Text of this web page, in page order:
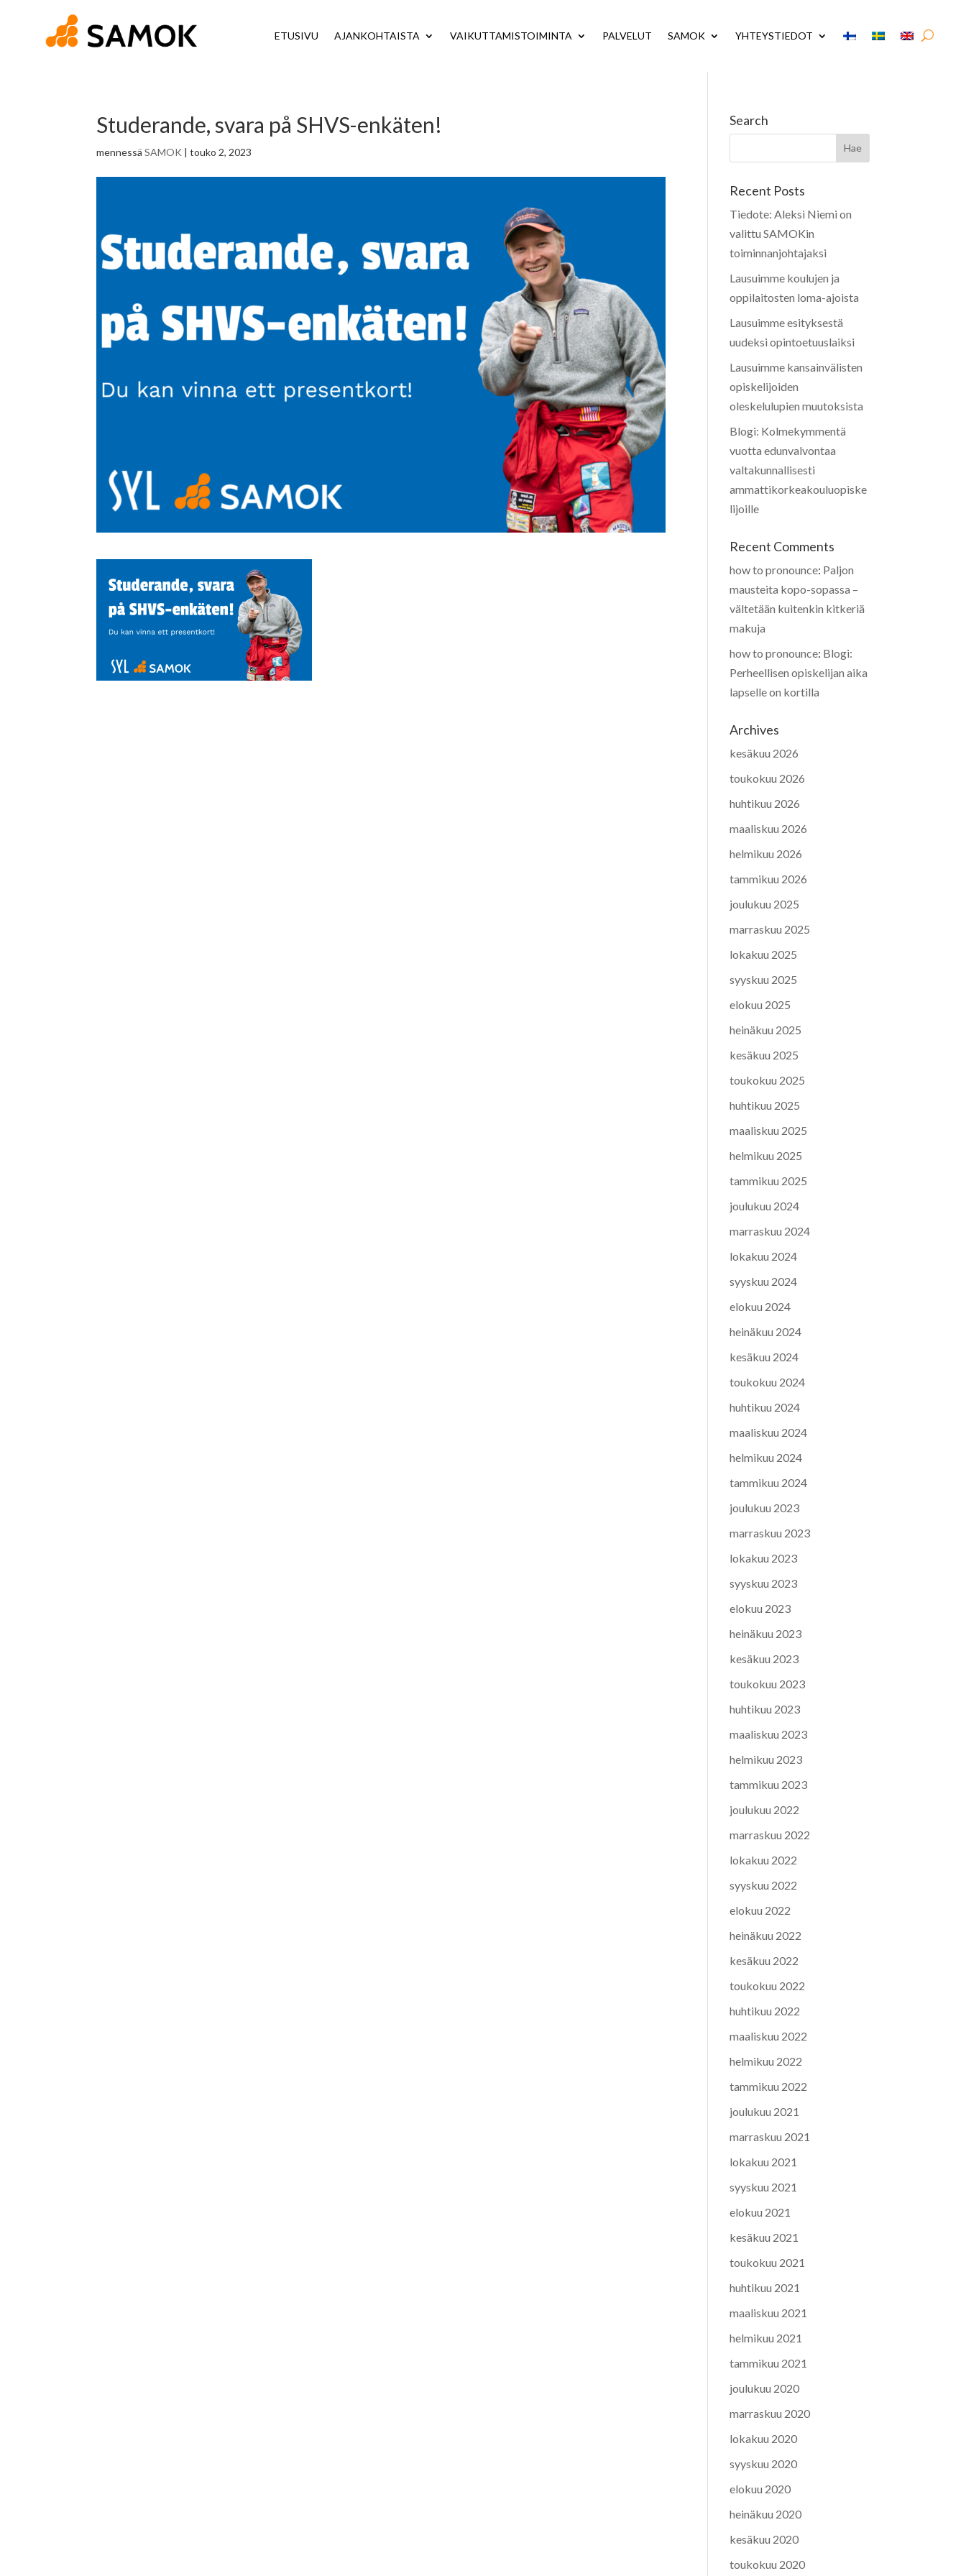
ETUSIVU AJANKOHTAISTA VAIKUTTAMISTOIMINTA PALVELUT SAMOK YHTEYSTIEDOT
Studerande, svara på SHVS-enkäten!
mennessäSAMOK |touko 2, 2023
Search
Recent Posts
Tiedote: Aleksi Niemi on
valittu SAMOKin
toiminnanjohtajaksi
Lausuimme koulujen ja
oppilaitosten loma-ajoista
Lausuimme esityksestä
uudeksi opintoetuuslaiksi
Lausuimme kansainvälisten
opiskelijoiden
oleskelulupien muutoksista
Blogi: Kolmekymmentä
vuotta edunvalvontaa
valtakunnallisesti
ammattikorkeakouluopiske
lijoille
Recent Comments
how to pronounce: Paljon
mausteita kopo-sopassa –
vältetään kuitenkin kitkeriä
makuja
how to pronounce: Blogi:
Perheellisen opiskelijan aika
lapselle on kortilla
Archives
kesäkuu 2026
toukokuu 2026
huhtikuu 2026
maaliskuu 2026
helmikuu 2026
tammikuu 2026
joulukuu 2025
marraskuu 2025
lokakuu 2025
syyskuu 2025
elokuu 2025
heinäkuu 2025
kesäkuu 2025
toukokuu 2025
huhtikuu 2025
maaliskuu 2025
helmikuu 2025
tammikuu 2025
joulukuu 2024
marraskuu 2024
lokakuu 2024
syyskuu 2024
elokuu 2024
heinäkuu 2024
kesäkuu 2024
toukokuu 2024
huhtikuu 2024
maaliskuu 2024
helmikuu 2024
tammikuu 2024
joulukuu 2023
marraskuu 2023
lokakuu 2023
syyskuu 2023
elokuu 2023
heinäkuu 2023
kesäkuu 2023
toukokuu 2023
huhtikuu 2023
maaliskuu 2023
helmikuu 2023
tammikuu 2023
joulukuu 2022
marraskuu 2022
lokakuu 2022
syyskuu 2022
elokuu 2022
heinäkuu 2022
kesäkuu 2022
toukokuu 2022
huhtikuu 2022
maaliskuu 2022
helmikuu 2022
tammikuu 2022
joulukuu 2021
marraskuu 2021
lokakuu 2021
syyskuu 2021
elokuu 2021
kesäkuu 2021
toukokuu 2021
huhtikuu 2021
maaliskuu 2021
helmikuu 2021
tammikuu 2021
joulukuu 2020
marraskuu 2020
lokakuu 2020
syyskuu 2020
elokuu 2020
heinäkuu 2020
kesäkuu 2020
toukokuu 2020